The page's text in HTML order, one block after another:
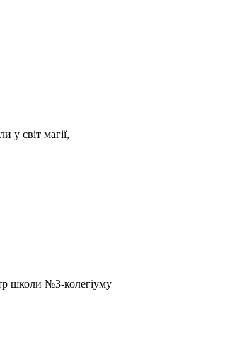
у світ магії,
школи №3-колегіуму